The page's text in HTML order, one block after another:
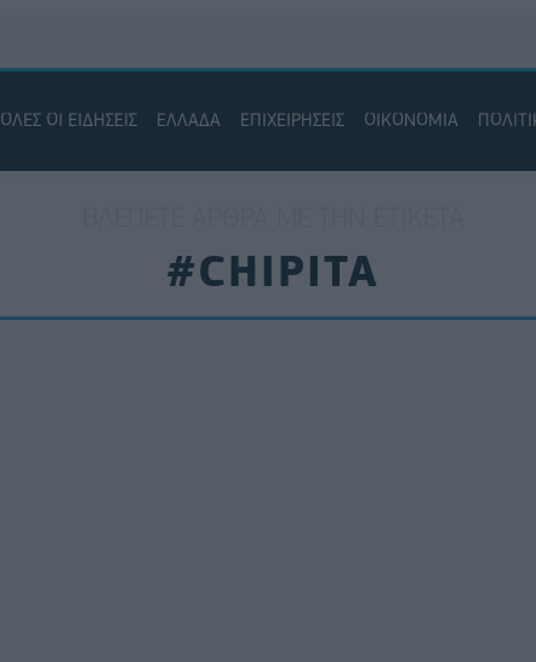
ΟΛΕΣ ΟΙ ΕΙΔΗΣΕΙΣ ΕΛΛΑΔΑ ΕΠΙΧΕΙΡΗΣΕΙΣ ΟΙΚΟΝΟΜΙΑ
#CHIPITA